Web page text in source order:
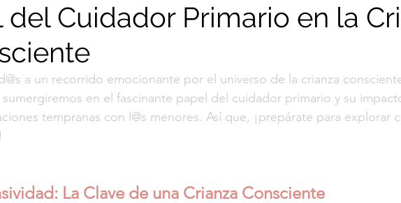
del Cuidador Primario en la
a un recorrido emocionante por el universo de la crianza
en el fascinante papel del cuidador primario y su
tempranas con l@s menores. Así que, ¡prepárate para explorar
La Clave de una Crianza Consciente